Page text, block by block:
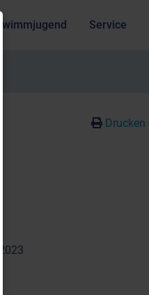
Service
Drucken